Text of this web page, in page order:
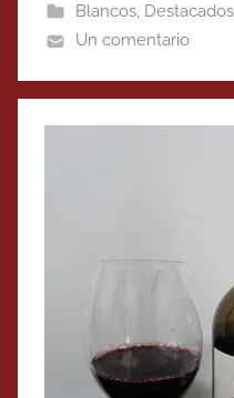
Blancos, Destacados
Un comentario